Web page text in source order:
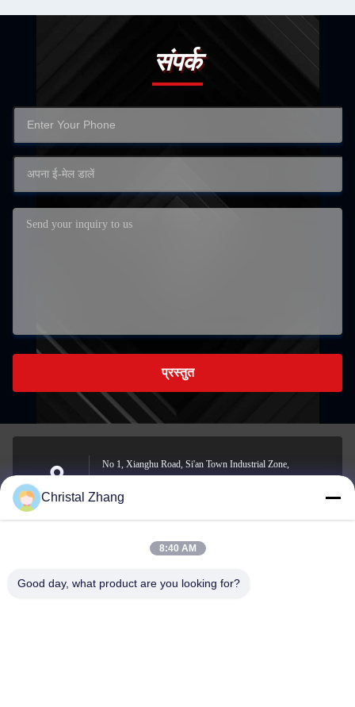
संपर्क
प्रस्तुत
पता
No 1, Xianghu Road, Si'an Town Industrial Zone,
चीन, चीन, चीन, चीन, चीन, चीन, चीन, चीन
ईमेल
yxh@championshcn.com
Christal Zhang
8:40 AM
Good day, what product are you looking for?